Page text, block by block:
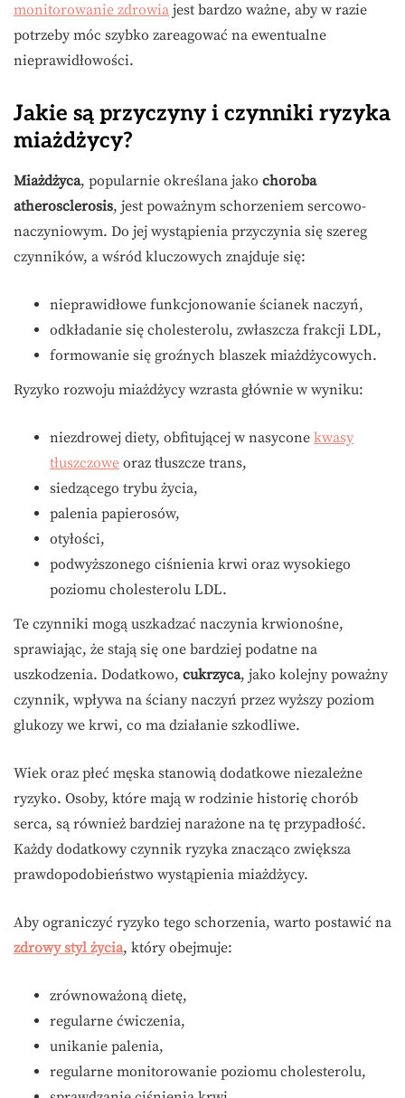
monitorowanie zdrowia jest bardzo ważne, aby w razie
potrzeby móc szybko zareagować na ewentualne
nieprawidłowości.
Jakie są przyczyny i czynniki ryzyka
miażdżycy?
Miażdżyca, popularnie określana jako choroba
atherosclerosis, jest poważnym schorzeniem sercowo-
naczyniowym. Do jej wystąpienia przyczynia się szereg
czynników, a wśród kluczowych znajduje się:
nieprawidłowe funkcjonowanie ścianek naczyń,
odkładanie się cholesterolu, zwłaszcza frakcji LDL,
formowanie się groźnych blaszek miażdżycowych.
Ryzyko rozwoju miażdżycy wzrasta głównie w wyniku:
niezdrowej diety, obfitującej w nasycone kwasy
tłuszczowe oraz tłuszcze trans,
siedzącego trybu życia,
palenia papierosów,
otyłości,
podwyższonego ciśnienia krwi oraz wysokiego
poziomu cholesterolu LDL.
Te czynniki mogą uszkadzać naczynia krwionośne,
sprawiając, że stają się one bardziej podatne na
uszkodzenia. Dodatkowo, cukrzyca, jako kolejny poważny
czynnik, wpływa na ściany naczyń przez wyższy poziom
glukozy we krwi, co ma działanie szkodliwe.
Wiek oraz płeć męska stanowią dodatkowe niezależne
ryzyko. Osoby, które mają w rodzinie historię chorób
serca, są również bardziej narażone na tę przypadłość.
Każdy dodatkowy czynnik ryzyka znacząco zwiększa
prawdopodobieństwo wystąpienia miażdżycy.
Aby ograniczyć ryzyko tego schorzenia, warto postawić na
zdrowy styl życia, który obejmuje:
zrównoważoną dietę,
regularne ćwiczenia,
unikanie palenia,
regularne monitorowanie poziomu cholesterolu,